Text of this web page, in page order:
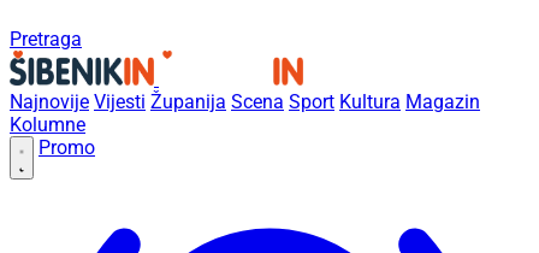
Pretraga
Najnovije Vijesti Županija Scena Sport Kultura Magazin
Kolumne
Promo